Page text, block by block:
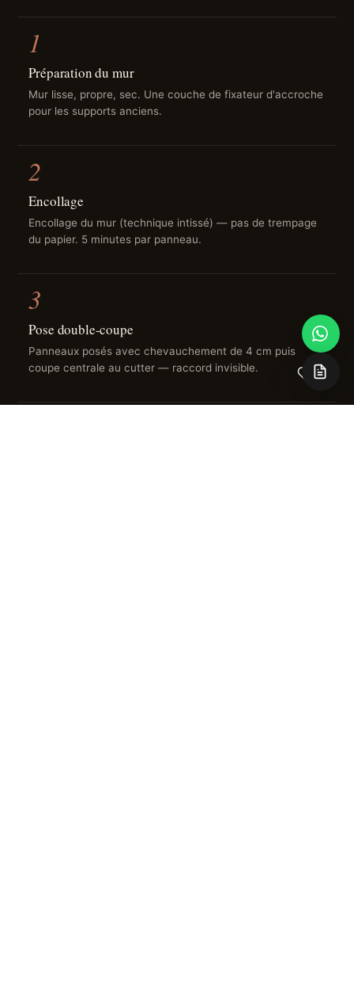
1
Préparation du mur
Mur lisse, propre, sec. Une couche de fixateur d'accroche
pour les supports anciens.
2
Encollage
Encollage du mur (technique intissé) — pas de trempage
du papier. 5 minutes par panneau.
3
Pose double-coupe
Panneaux posés avec chevauchement de 4 cm puis
coupe centrale au cutter — raccord invisible.
0